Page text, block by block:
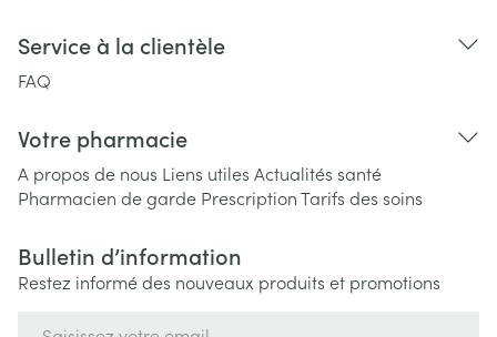
Service à la clientèle
FAQ
Votre pharmacie
A propos de nous Liens utiles Actualités santé
Pharmacien de garde PrescriptionTarifs des soins
Bulletin d’information
Restez informé des nouveaux produits et promotions